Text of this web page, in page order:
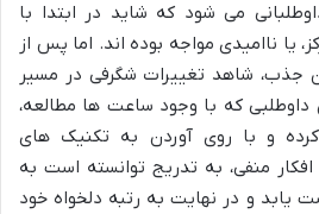
می شود که شاید در ابتدا با
یا ناامیدی مواجه بوده اند. اما پس از
جذب، شاهد تغییرات شگرفی در مسیر
داوطلبی که با وجود ساعت ها مطالعه،
و با روی آوردن به تکنیک های
منفی، به تدریج توانسته است به
یابد و در نهایت به رتبه دلخواه خود